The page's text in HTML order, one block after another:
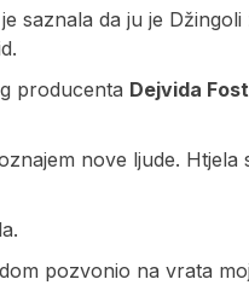
saznala da ju je Džingoli
producenta Dejvida
nove ljude. Htjela
pozvonio na vrata